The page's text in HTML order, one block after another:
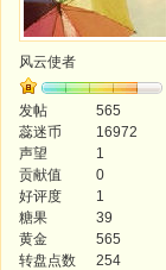
风云使者
发帖
565
蕊迷币
16972
声望
1
贡献值
0
好评度
1
糖果
39
黄金
565
转盘点数
254